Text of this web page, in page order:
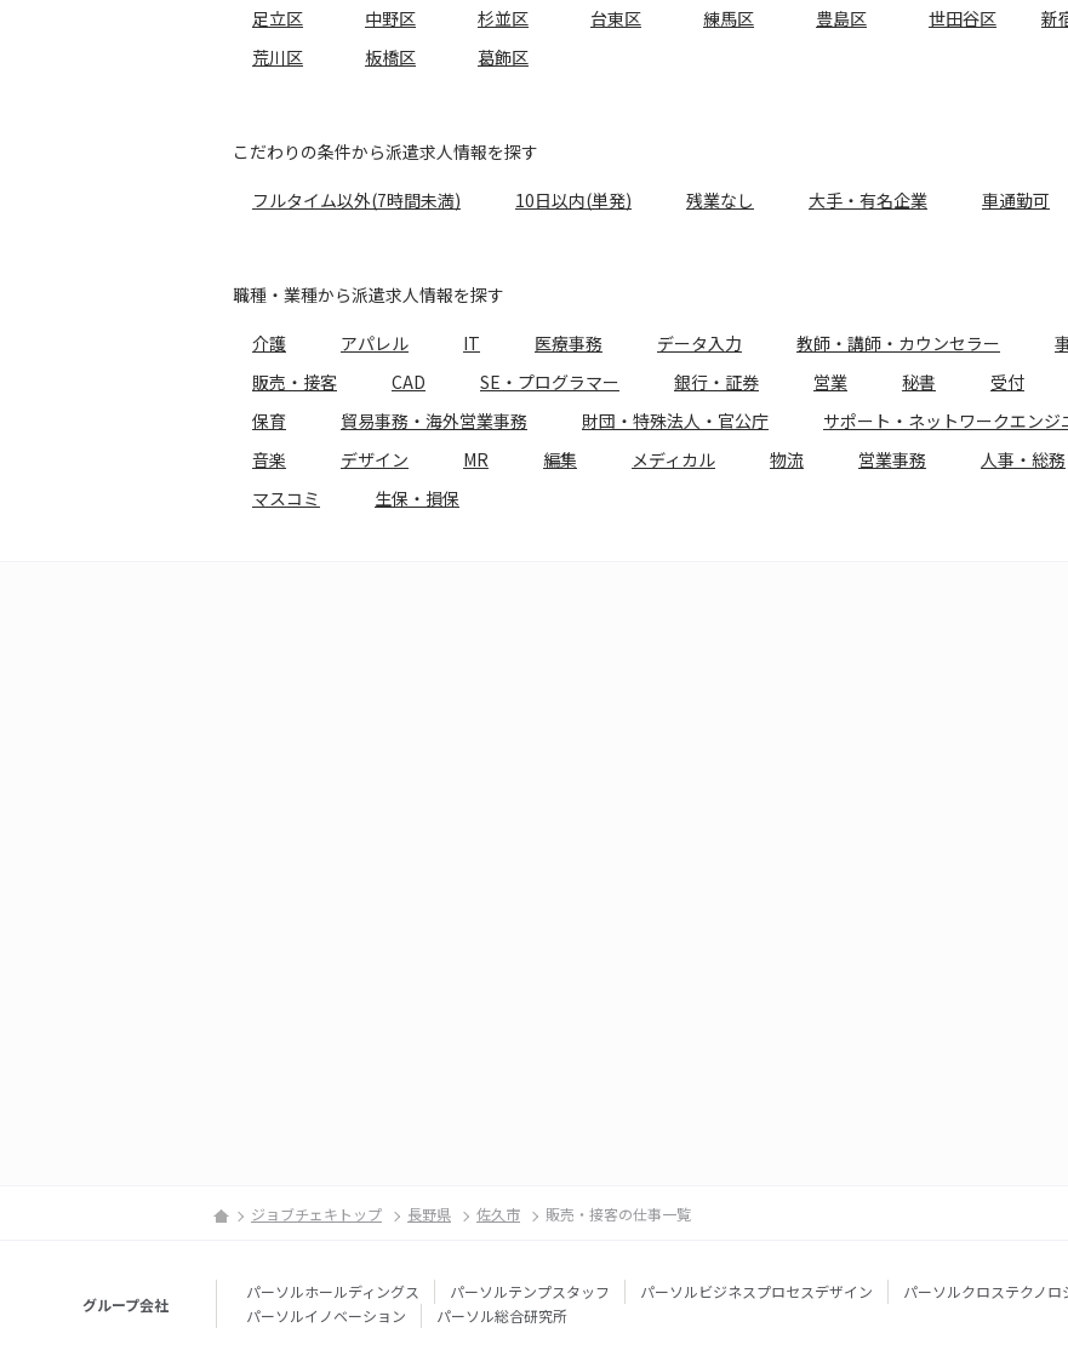
足立区
中野区 杉並区 台東区 練馬区 豊島区 世田谷区 新
荒川区
板橋区 葛飾区
こだわりの条件から派遣求人情報を探す
フルタイム以外(7時間未満)
10日以内(単発) 残業なし 大手・有名企業 車通勤可
職種・業種から派遣求人情報を探す
介護
アパレル IT 医療事務 データ入力 教師・講師・カウンセラー
販売・接客
CAD SE・プログラマー 銀行・証券 営業 秘書 受付
保育
貿易事務・海外営業事務 財団・特殊法人・官公庁 サポート・ネットワークエンジ
音楽
デザイン MR 編集 メディカル 物流 営業事務 人事・総務
マスコミ
生保・損保
ジョブチェキトップ 長野県 佐久市 販売・接客の仕事一覧
グループ会社
パーソルホールディングス パーソルテンプスタッフ パーソルビジネスプロセスデザイン パーソルクロステクノロ
パーソルイノベーション
パーソル総合研究所